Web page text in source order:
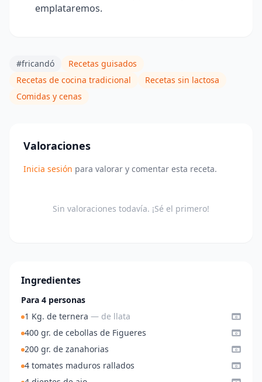
emplataremos.
#fricandó
Recetas guisados
Recetas de cocina tradicional
Recetas sin lactosa
Comidas y cenas
Valoraciones
Inicia sesión para valorar y comentar esta receta.
Sin valoraciones todavía. ¡Sé el primero!
Ingredientes
Para 4 personas
1 Kg. de ternera — de llata
400 gr. de cebollas de Figueres
200 gr. de zanahorias
4 tomates maduros rallados